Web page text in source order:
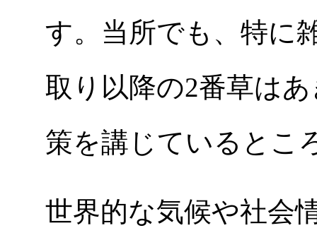
す。当所でも、特に
取り以降の2番草は
策を講じているとこ
世界的な気候や社会